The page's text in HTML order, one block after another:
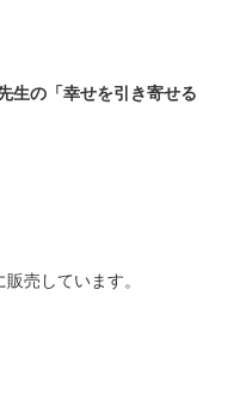
生の「幸せを引き寄せる
売しています。